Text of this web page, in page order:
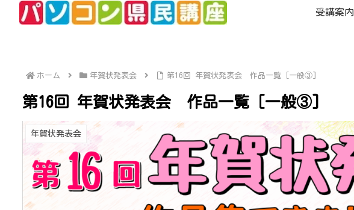
受講案内
ホーム 年賀状発表会 第16回 年賀状発表会 作品一覧［一般③]
第16回 年賀状発表会 作品一覧［一般③]
年賀状発表会